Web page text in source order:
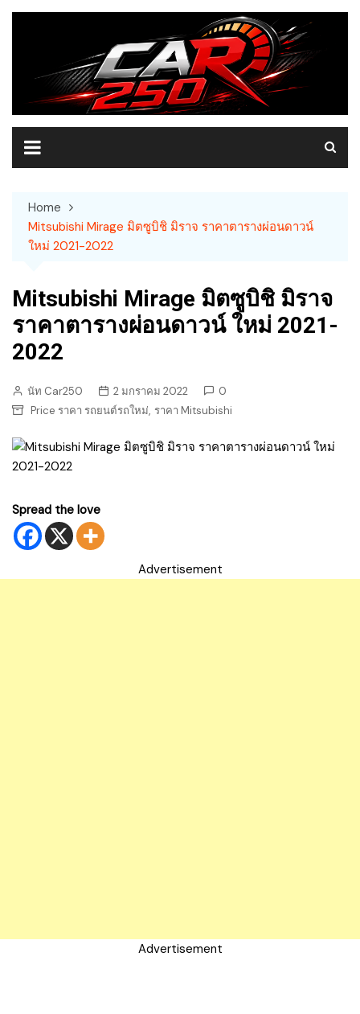
Skip
Home
Mitsubishi Mirage มิตซูบิชิ มิราจ ราคาตารางผ่อนดาวน์
ใหม่ 2021-2022
Mitsubishi Mirage มิตซูบิชิ มิราจ
ราคาตารางผ่อนดาวน์ ใหม่ 2021-
2022
นัท Car250 2 มกราคม 2022
0
Price ราคา รถยนต์รถใหม่, ราคา Mitsubishi
Spread the love
Advertisement
Advertisement